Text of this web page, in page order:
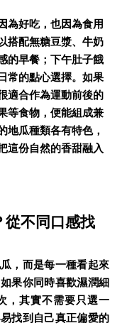
為好吃，也因為食用
搭配無糖豆漿、牛奶
的早餐；下午肚子餓
常的點心選擇。如果
適合作為運動前後的
等食物，便能組成兼
地瓜種類各有特色，
這份自然的香甜融入
從不同口感找
，而是每一種看起來
果你同時喜歡濕潤細
，其實不需要只選一
找到自己真正偏愛的